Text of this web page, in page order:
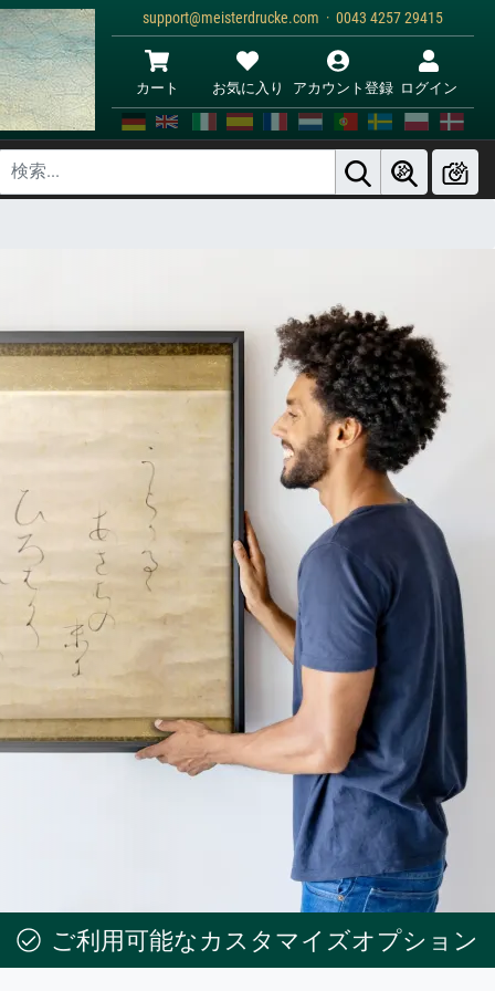
support@meisterdrucke.com · 0043 4257 29415
カート お気に入り アカウント登録 ログイン
ご利用可能なカスタマイズオプション